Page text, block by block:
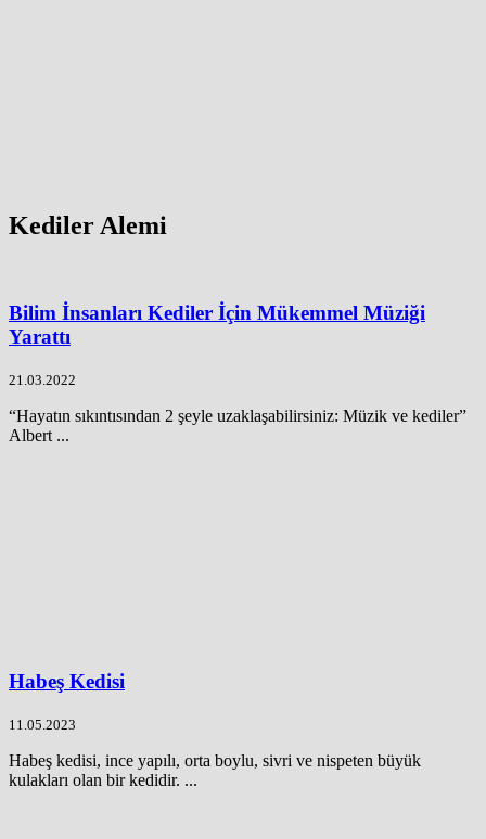
Kediler Alemi
Bilim İnsanları Kediler İçin Mükemmel Müziği
Yarattı
21.03.2022
“Hayatın sıkıntısından 2 şeyle uzaklaşabilirsiniz: Müzik ve kediler”
Albert ...
Habeş Kedisi
11.05.2023
Habeş kedisi, ince yapılı, orta boylu, sivri ve nispeten büyük
kulakları olan bir kedidir. ...